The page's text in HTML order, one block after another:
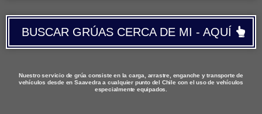
BUSCAR GRÚAS CERCA DE MI - AQUÍ
Nuestro servicio de grúa consiste en la carga, arrastre, enganche y transporte de
vehículos desde en Saavedra a cualquier punto del Chile con el uso de vehículos
especialmente equipados.